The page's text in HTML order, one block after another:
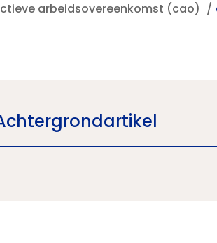
arbeidsovereenkomst (cao)